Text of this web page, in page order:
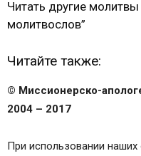
Житие Иоакима и Анны
О чем молятся перед
Память: 3 / 16
Тропарь праведному
Кондак, праведному
Читать другие
молитвослов”
Читайте также:
© Миссионерско-
2004 – 2017
При использовании